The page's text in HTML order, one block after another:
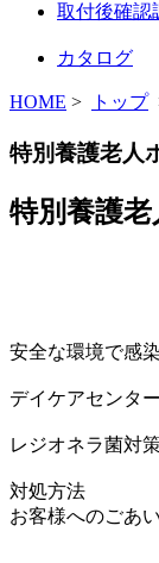
取付後確認
カタログ
HOME > トップ
特別養護老人
特別養護
安全な環境で感
デイケアセンタ
レジオネラ菌対
対処方法
お客様へのごあ